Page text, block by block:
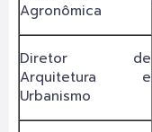
Agronômica
Diretor de
Arquitetura e
Urbanismo